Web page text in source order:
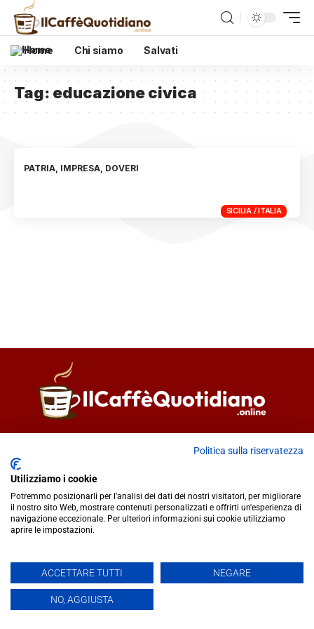
Home Chi siamo Salvati
Tag: educazione civica
SICILIA / ITALIA
PATRIA, IMPRESA, DOVERI
redazione@ilcaffequotidiano.online
C.F. 92076900858
Chi siamo
Privacy & Cookie Policy
IlCaffèQuotidiano.online è una testata giornalistica registrata
presso il Tribunale di Caltanissetta n.02/2024 del 17/07/2024 |
Realizzato da
Politica sulla riservatezza
Utilizziamo i cookie
Potremmo posizionarli per l'analisi dei dati dei nostri visitatori, per migliorare
il nostro sito Web, mostrare contenuti personalizzati e offrirti un'esperienza di
navigazione eccezionale. Per ulteriori informazioni sui cookie utilizziamo
aprire le impostazioni.
ACCETTARE TUTTI NEGARE
NO, AGGIUSTA